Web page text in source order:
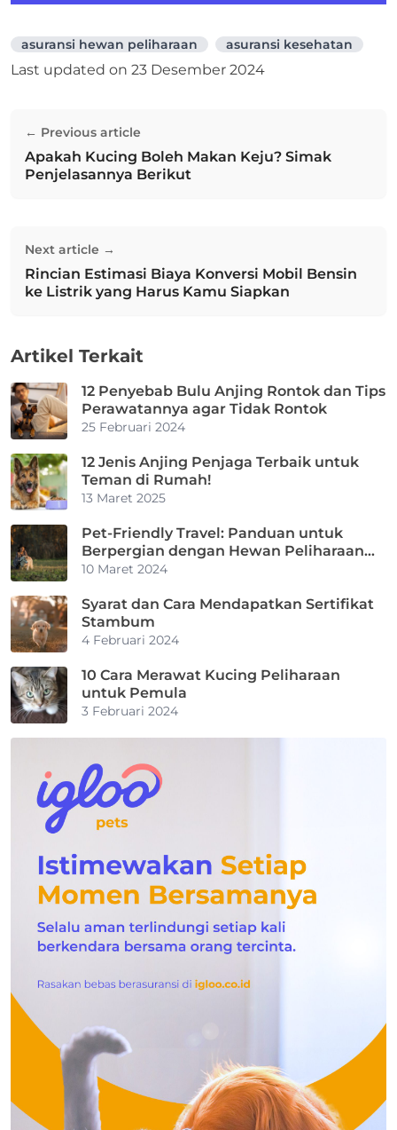
asuransi hewan peliharaan asuransi kesehatan
Last updated on 23 Desember 2024
pos← Previous article
Previous post:
Apakah Kucing Boleh Makan Keju? Simak
Penjelasannya Berikut
Next article →
Next post:
Rincian Estimasi Biaya Konversi Mobil Bensin
ke Listrik yang Harus Kamu Siapkan
Artikel Terkait
12 Penyebab Bulu Anjing Rontok dan Tips
Perawatannya agar Tidak Rontok
25 Februari 2024
12 Jenis Anjing Penjaga Terbaik untuk
Teman di Rumah!
13 Maret 2025
Pet-Friendly Travel: Panduan untuk
Berpergian dengan Hewan Peliharaan
Kamu
10 Maret 2024
Syarat dan Cara Mendapatkan Sertifikat
Stambum
4 Februari 2024
10 Cara Merawat Kucing Peliharaan
untuk Pemula
3 Februari 2024